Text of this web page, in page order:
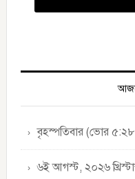
Primary
বৃহস্পতিবার (ভোর
৬ই আগস্ট, ২০২৬